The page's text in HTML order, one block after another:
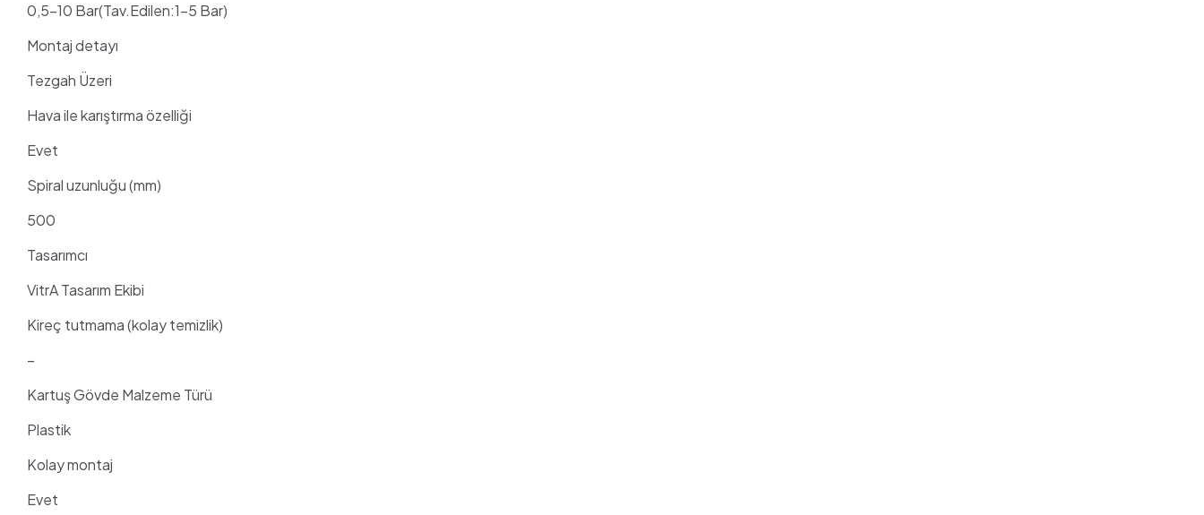
0,5-10 Bar(Tav.Edilen:1-5 Bar)
Montaj detayı
Tezgah Üzeri
Hava ile karıştırma özelliği
Evet
Spiral uzunluğu (mm)
500
Tasarımcı
VitrA Tasarım Ekibi
Kireç tutmama (kolay temizlik)
–
Kartuş Gövde Malzeme Türü
Plastik
Kolay montaj
Evet